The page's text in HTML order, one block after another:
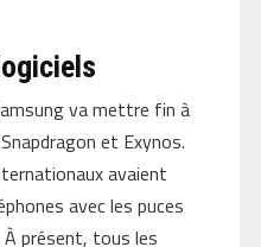
va mettre fin à
et Exynos.
avaient
avec les puces
À présent, tous les